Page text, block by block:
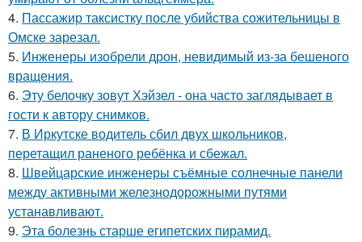
4. Пассажир таксистку после убийства сожительницы в
Омске зарезал.
5. Инженеры изобрели дрон, невидимый из-за бешеного
вращения.
6. Эту белочку зовут Хэйзел - она часто заглядывает в
гости к автору снимков.
7. В Иркутске водитель сбил двух школьников,
перетащил раненого ребёнка и сбежал.
8. Швейцарские инженеры съёмные солнечные панели
между активными железнодорожными путями
устанавливают.
9. Эта болезнь старше египетских пирамид.